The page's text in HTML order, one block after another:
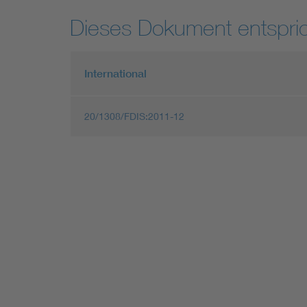
Dieses Dokument
International
20/1308/FDIS:2011-12